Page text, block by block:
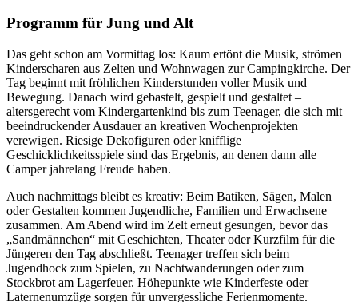
Programm für Jung und Alt
Das geht schon am Vormittag los: Kaum ertönt die Musik, strömen
Kinderscharen aus Zelten und Wohnwagen zur Campingkirche. Der
Tag beginnt mit fröhlichen Kinderstunden voller Musik und
Bewegung. Danach wird gebastelt, gespielt und gestaltet –
altersgerecht vom Kindergartenkind bis zum Teenager, die sich mit
beeindruckender Ausdauer an kreativen Wochenprojekten
verewigen. Riesige Dekofiguren oder knifflige
Geschicklichkeitsspiele sind das Ergebnis, an denen dann alle
Camper jahrelang Freude haben.
Auch nachmittags bleibt es kreativ: Beim Batiken, Sägen, Malen
oder Gestalten kommen Jugendliche, Familien und Erwachsene
zusammen. Am Abend wird im Zelt erneut gesungen, bevor das
„Sandmännchen“ mit Geschichten, Theater oder Kurzfilm für die
Jüngeren den Tag abschließt. Teenager treffen sich beim
Jugendhock zum Spielen, zu Nachtwanderungen oder zum
Stockbrot am Lagerfeuer. Höhepunkte wie Kinderfeste oder
Laternenumzüge sorgen für unvergessliche Ferienmomente.